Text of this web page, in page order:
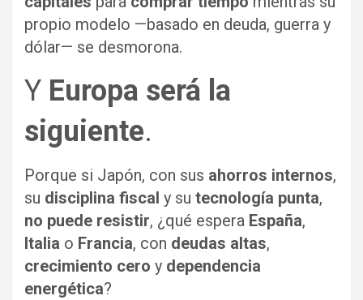
propio modelo —basado en deuda, guerra y
dólar— se desmorona.
Y Europa será la
siguiente.
Porque si Japón, con sus ahorros internos,
su disciplina fiscal y su tecnología punta,
no puede resistir, ¿qué espera España,
Italia o Francia, con deudas altas,
crecimiento cero y dependencia
energética?